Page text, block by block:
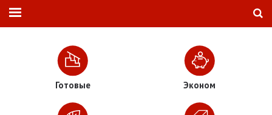
Готовые Эконом